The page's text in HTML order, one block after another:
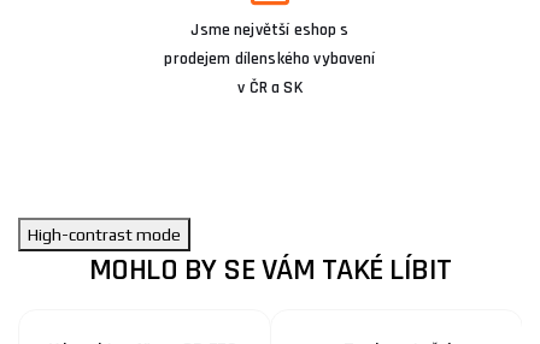
Jsme největší eshop s
prodejem dílenského vybavení
v ČR a SK
High-contrast mode
MOHLO BY SE VÁM TAKÉ LÍBIT